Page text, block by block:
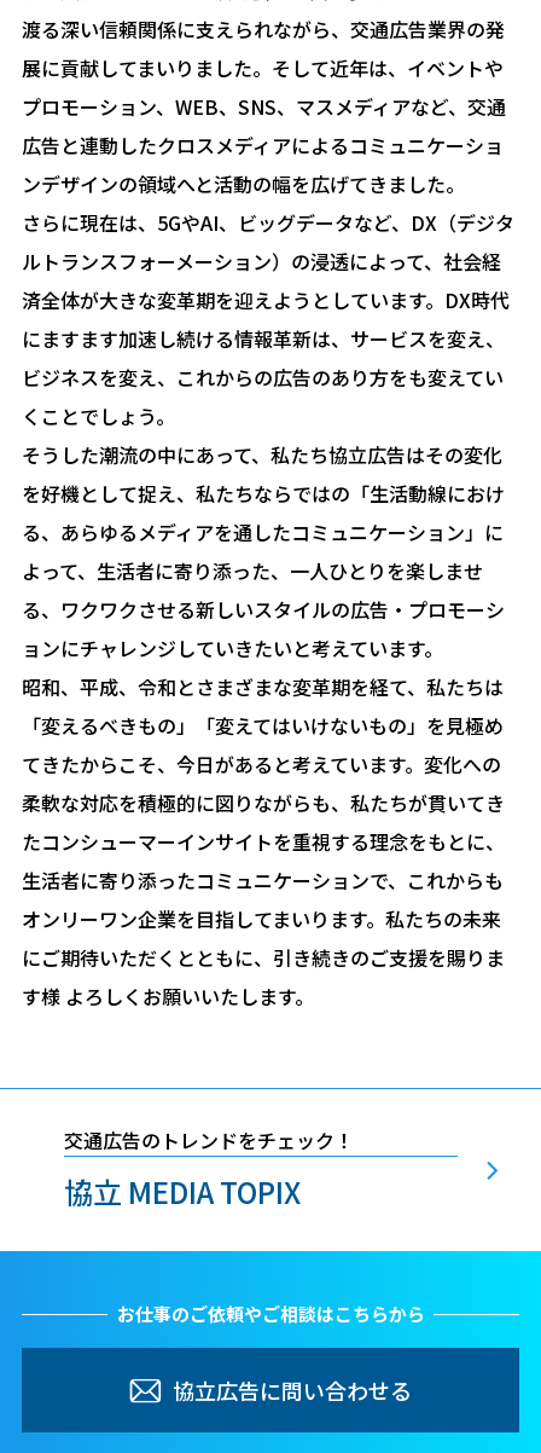
渡る深い信頼関係に支えられながら、交通広告業界の発
展に貢献してまいりました。そして近年は、イベントや
プロモーション、WEB、SNS、マスメディアなど、交通
広告と連動したクロスメディアによるコミュニケーショ
ンデザインの領域へと活動の幅を広げてきました。
さらに現在は、5GやAI、ビッグデータなど、DX（デジタ
ルトランスフォーメーション）の浸透によって、社会経
済全体が大きな変革期を迎えようとしています。DX時代
にますます加速し続ける情報革新は、サービスを変え、
ビジネスを変え、これからの広告のあり方をも変えてい
くことでしょう。
そうした潮流の中にあって、私たち協立広告はその変化
を好機として捉え、私たちならではの「生活動線におけ
る、あらゆるメディアを通したコミュニケーション」に
よって、生活者に寄り添った、一人ひとりを楽しませ
る、ワクワクさせる新しいスタイルの広告・プロモーシ
ョンにチャレンジしていきたいと考えています。
昭和、平成、令和とさまざまな変革期を経て、私たちは
「変えるべきもの」「変えてはいけないもの」を見極め
てきたからこそ、今日があると考えています。変化への
柔軟な対応を積極的に図りながらも、私たちが貫いてき
たコンシューマーインサイトを重視する理念をもとに、
生活者に寄り添ったコミュニケーションで、これからも
オンリーワン企業を目指してまいります。私たちの未来
にご期待いただくとともに、引き続きのご支援を賜りま
す様 よろしくお願いいたします。
交通広告のトレンドをチェック！
協立 MEDIA TOPIX
お仕事のご依頼やご相談はこちらから
協立広告に問い合わせる